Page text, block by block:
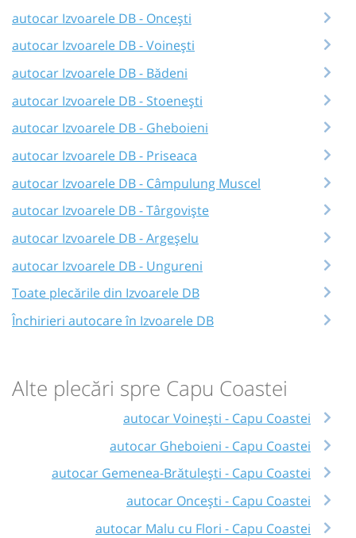
autocar Izvoarele DB - Oncești
autocar Izvoarele DB - Voinești
autocar Izvoarele DB - Bădeni
autocar Izvoarele DB - Stoenești
autocar Izvoarele DB - Gheboieni
autocar Izvoarele DB - Priseaca
autocar Izvoarele DB - Câmpulung Muscel
autocar Izvoarele DB - Târgoviște
autocar Izvoarele DB - Argeșelu
autocar Izvoarele DB - Ungureni
Toate plecările din Izvoarele DB
Închirieri autocare în Izvoarele DB
Alte plecări spre Capu Coastei
autocar Voinești - Capu Coastei
autocar Gheboieni - Capu Coastei
autocar Gemenea-Brătulești - Capu Coastei
autocar Oncești - Capu Coastei
autocar Malu cu Flori - Capu Coastei